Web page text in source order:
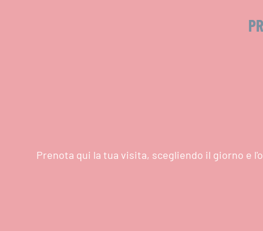
Prenota qui la tua visita, scegliendo il giorno e